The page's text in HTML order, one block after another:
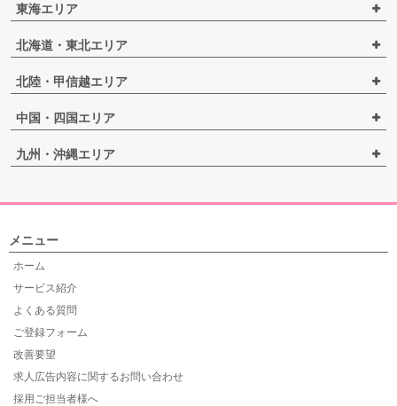
東海エリア
北海道・東北エリア
北陸・甲信越エリア
中国・四国エリア
九州・沖縄エリア
メニュー
ホーム
サービス紹介
よくある質問
ご登録フォーム
改善要望
求人広告内容に関するお問い合わせ
採用ご担当者様へ